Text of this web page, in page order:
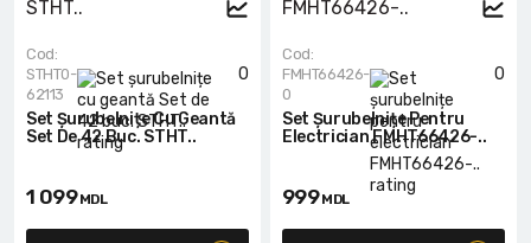
0
Cod:
STHT0-
62113
Set Șurubelnițe Cu Geantă
Set De 42 Buc. STHT..
1 099 MDL
0
Cod:
FMHT66426-
0
Set Șurubelnițe Pentru
Electrician FMHT66426-..
999MDL